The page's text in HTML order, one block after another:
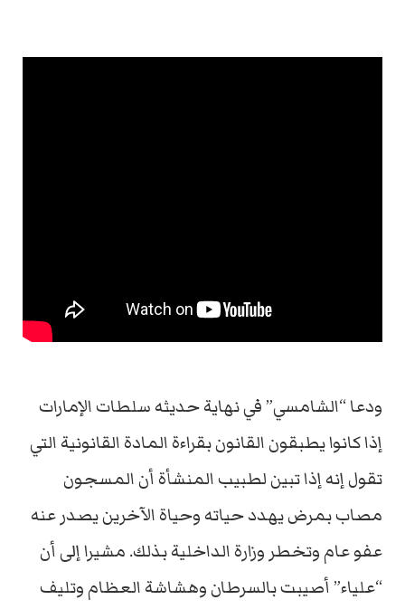
ودعا “الشامسي” في نهاية حديثه سلطات الإمارات
إذا كانوا يطبقون القانون بقراءة المادة القانونية التي
تقول إنه إذا تبين لطبيب المنشأة أن المسجون
مصاب بمرض يهدد حياته وحياة الآخرين يصدر عنه
عفو عام وتخطر وزارة الداخلية بذلك. مشيرا إلى أن
“علياء” أصيبت بالسرطان وهشاشة العظام وتليف